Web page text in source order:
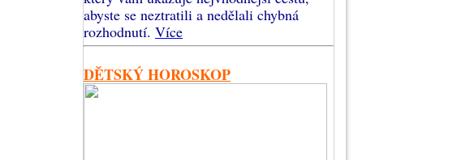
abyste se neztratili a nedělali chybná
rozhodnutí. Více
DĚTSKÝ HOROSKOP